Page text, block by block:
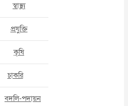
স্বাস্থ্য
প্রযুক্তি
কৃষি
চাকরি
বদলি-পদায়ন